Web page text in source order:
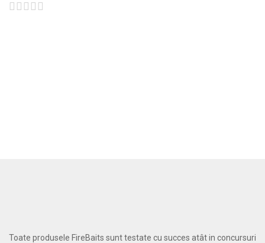
Toate produsele FireBaits sunt testate cu succes atât in concursuri